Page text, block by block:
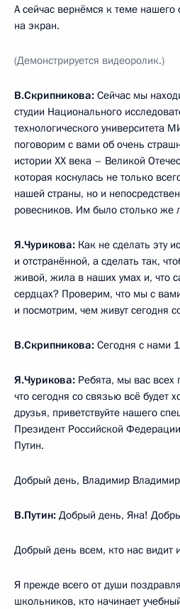
А сейчас вернёмся к теме нашего
на экран.
(Демонстрируется видеоролик.)
В.Скрипникова: Сейчас мы
студии Национального
технологического университета
поговорим с вами об очень
истории XX века – Великой
которая коснулась не только
нашей страны, но и
ровесников. Им было столько же
Я.Чурикова: Как не сделать эту
и отстранённой, а сделать так,
живой, жила в наших умах и, что
сердцах? Проверим, что мы с
и посмотрим, чем живут сегодня
В.Скрипникова: Сегодня с нами
Я.Чурикова: Ребята, мы вас всех
что сегодня со связью всё будет
друзья, приветствуйте нашего
Президент Российской
Путин.
Добрый день, Владимир
В.Путин: Добрый день, Яна!
Добрый день всем, кто нас видит
Я прежде всего от души
школьников, кто начинает